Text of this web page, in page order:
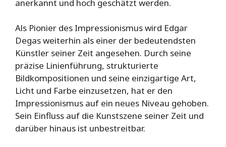
anerkannt und hoch geschätzt werden.
Als Pionier des Impressionismus wird Edgar
Degas weiterhin als einer der bedeutendsten
Künstler seiner Zeit angesehen. Durch seine
präzise Linienführung, strukturierte
Bildkompositionen und seine einzigartige Art,
Licht und Farbe einzusetzen, hat er den
Impressionismus auf ein neues Niveau gehoben.
Sein Einfluss auf die Kunstszene seiner Zeit und
darüber hinaus ist unbestreitbar.